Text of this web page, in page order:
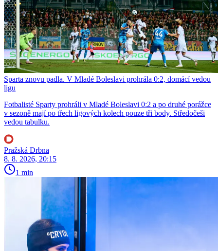
Sparta znovu padla. V Mladé Boleslavi prohrála 0:2, domácí vedou
ligu
Fotbalisté Sparty prohráli v Mladé Boleslavi 0:2 a po druhé porážce
v sezoně mají po třech ligových kolech pouze tři body. Středočeši
vedou tabulku.
Pražská Drbna
8. 8. 2026, 20:15
1 min